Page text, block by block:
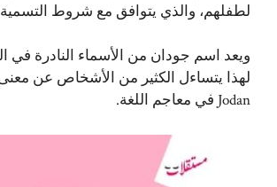
لطفلهم، والذي يتوافق مع شروط
ويعد اسم جودان من الأسماء النادرة في
لهذا يتساءل الكثير من الأشخاص عن
Jodan في معاجم اللغة.